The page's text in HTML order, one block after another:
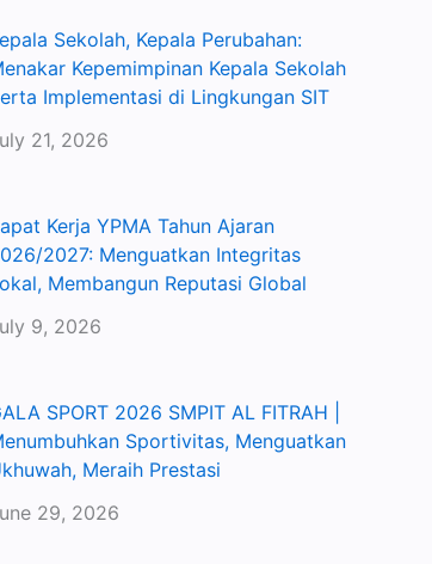
Sekolah, Kepala Perubahan:
Kepemimpinan Kepala Sekolah
Implementasi di Lingkungan SIT
21, 2026
Kerja YPMA Tahun Ajaran
2027: Menguatkan Integritas
Membangun Reputasi Global
9, 2026
SPORT 2026 SMPIT AL FITRAH |
Sportivitas, Menguatkan
Meraih Prestasi
29, 2026